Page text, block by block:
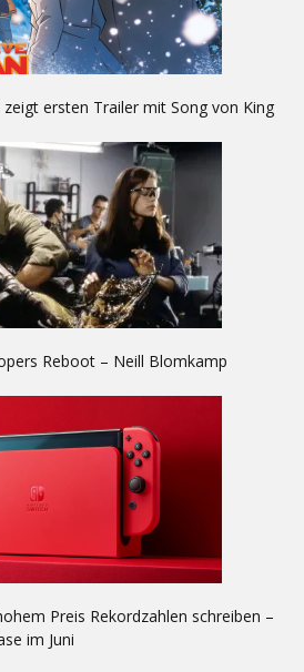
ersten Trailer mit Song von King
Reboot – Neill Blomkamp
Preis Rekordzahlen schreiben –
im Juni